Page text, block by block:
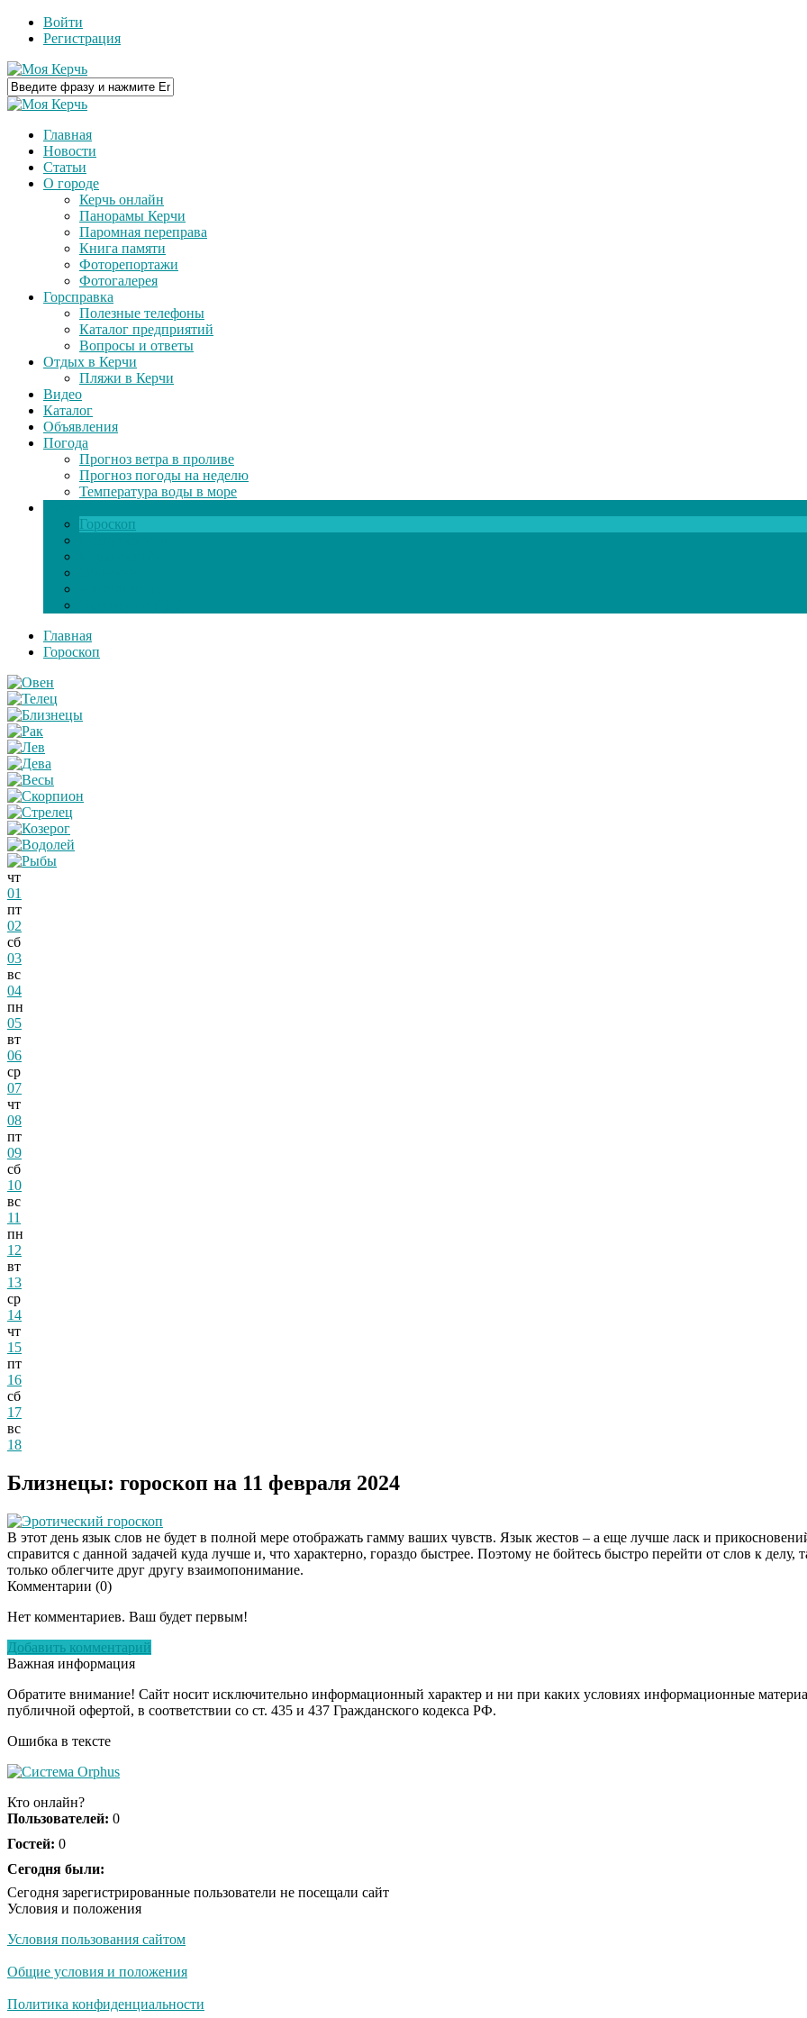
Войти
Регистрация
Главная
Новости
Статьи
О городе
Керчь онлайн
Панорамы Керчи
Паромная переправа
Книга памяти
Фоторепортажи
Фотогалерея
Горсправка
Полезные телефоны
Каталог предприятий
Вопросы и ответы
Отдых в Керчи
Пляжи в Керчи
Видео
Каталог
Объявления
Погода
Прогноз ветра в проливе
Прогноз погоды на неделю
Температура воды в море
Гороскоп
Главная
Гороскоп
чт
01
пт
02
сб
03
вс
04
пн
05
вт
06
ср
07
чт
08
пт
09
сб
10
вс
11
пн
12
вт
13
ср
14
чт
15
пт
16
сб
17
вс
18
Близнецы: гороскоп на 11 февраля 2024
Эротический гороскоп
В этот день язык слов не будет в полной мере отображать гамму ваших чувств. Язык жестов – а еще лучше ласк и
справится с данной задачей куда лучше и, что характерно, гораздо быстрее. Поэтому не бойтесь быстро перейти от слов к делу,
только облегчите друг другу взаимопонимание.
Комментарии (0)
Нет комментариев. Ваш будет первым!
Добавить комментарий
Важная информация
Обратите внимание! Сайт носит исключительно информационный характер и ни при каких условиях информационные
публичной офертой, в соответствии со ст. 435 и 437 Гражданского кодекса РФ.
Ошибка в тексте
Кто онлайн?
Пользователей: 0
Гостей: 0
Сегодня были:
Сегодня зарегистрированные пользователи не посещали сайт
Условия и положения
Условия пользования сайтом
Общие условия и положения
Политика конфиденциальности